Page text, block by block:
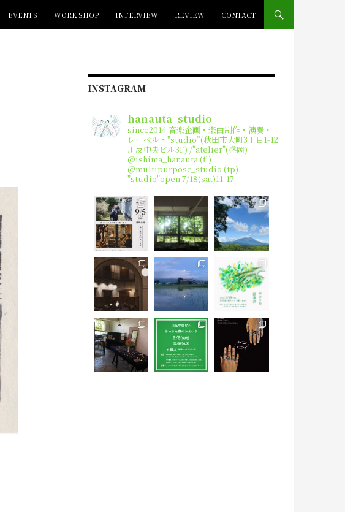
EVENTS WORK SHOP INTERVIEW REVIEW CONTACT
INSTAGRAM
hanauta_studio
since2014音楽企画・楽曲制作・演奏・
レーベル・"studio”(秋田市大町3丁目1-12
川反中央ビル3F) /"atelier"(盛岡)
@ishima_hanauta (fl)
@multipurpose_studio (tp)
"studio"open 7/18(sat)11-17